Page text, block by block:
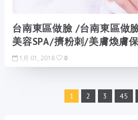
台南東區做臉 /台南東區做
美容SPA/擠粉刺/美膚煥膚
1月 01, 2018 0
1 2 3 45